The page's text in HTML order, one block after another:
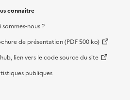
connaître
sommes-nous ?
de présentation (PDF 500 ko)
lien vers le code source du site
publiques